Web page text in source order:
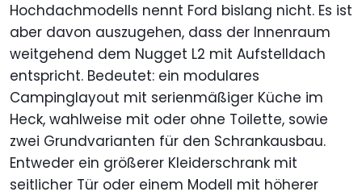
Hochdachmodells nennt Ford bislang nicht. Es ist
aber davon auszugehen, dass der Innenraum
weitgehend dem Nugget L2 mit Aufstelldach
entspricht. Bedeutet: ein modulares
Campinglayout mit serienmäßiger Küche im
Heck, wahlweise mit oder ohne Toilette, sowie
zwei Grundvarianten für den Schrankausbau.
Entweder ein größerer Kleiderschrank mit
seitlicher Tür oder einem Modell mit höherer